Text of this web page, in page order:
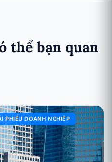
thể bạn quan
PHIẾU DOANH NGHIỆP